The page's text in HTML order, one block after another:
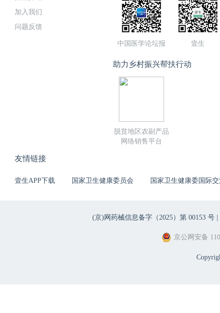
加入我们
问题反馈
中国医学论坛报 壹生
助力乡村振兴帮扶行动
脱贫地区农副产品
网络销售平台
友情链接
壹生APP下载 国家卫生健康委员会 国家卫生健康委国际
(京)网药械信息备字（2025）第 00153 号 |
京公网安备